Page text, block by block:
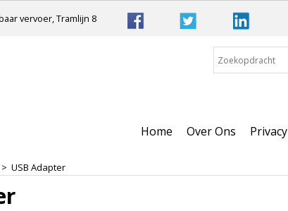
vervoer, Tramlijn 8
Home Over Ons Privacy
> USB Adapter